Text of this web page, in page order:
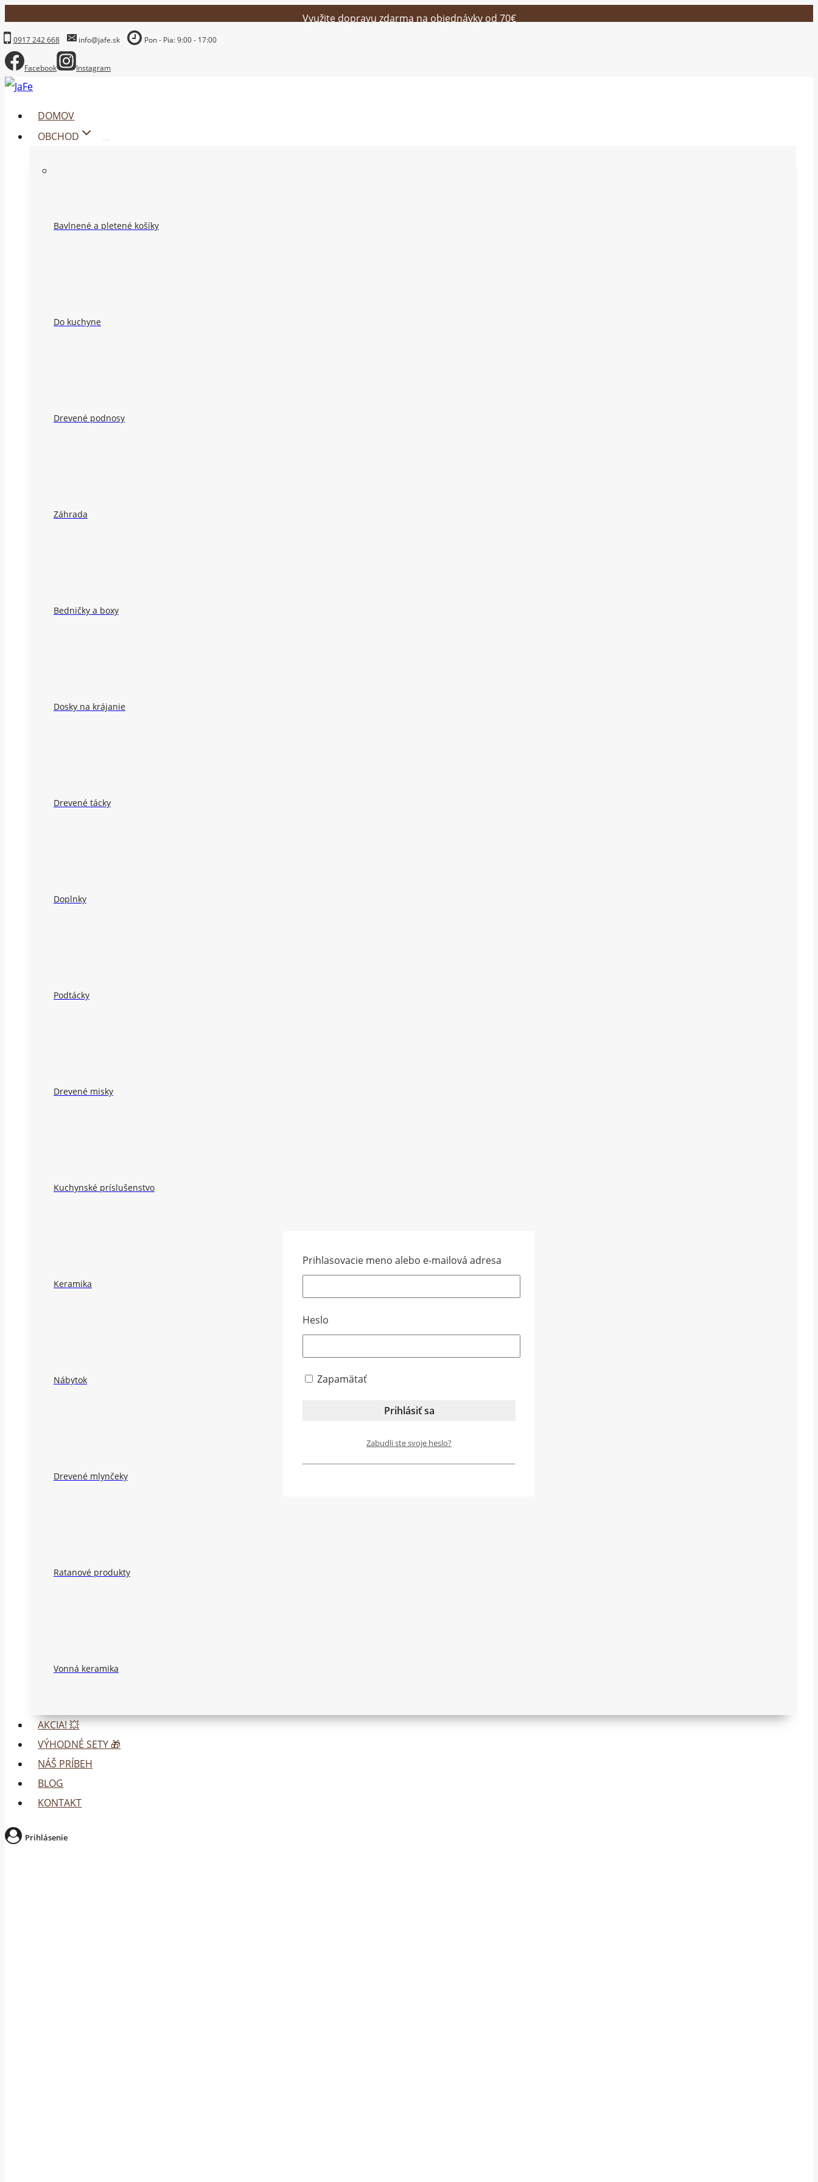
to
content
Využite dopravu zdarma na objednávky od 70€
0917 242 668 info@jafe.sk Pon - Pia: 9:00 - 17:00
Facebook Instagram
DOMOV
OBCHOD
Bavlnené a pletené košíky
Do kuchyne
Drevené podnosy
Záhrada
Bedničky a boxy
Dosky na krájanie
Drevené tácky
Doplnky
Podtácky
Drevené misky
Kuchynské príslušenstvo
Keramika
Nábytok
Drevené mlynčeky
Ratanové produkty
Vonná keramika
AKCIA! 💥
VÝHODNÉ SETY 🎁
NÁŠ PRÍBEH
BLOG
KONTAKT
Prihlásenie
Prihlasovacie meno alebo e-mailová adresa
Heslo
Zapamätať
Zabudli ste svoje heslo?